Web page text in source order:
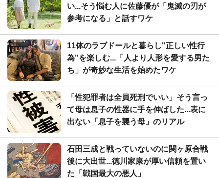
い...そう悩む人に佐藤優が「鬼滅の刃が
参考になる」と話すワケ
11体のラブドールと暮らし"正しい性行
為"を楽しむ...「人より人形を愛する男た
ち」が奇妙な生活を始めたワケ
「性犯罪者は全員死刑でいい」そう言っ
て母は息子の性器に手を伸ばした...表に
出ない「息子を襲う母」のリアル
石田三成と戦っていないのに関ヶ原合戦
後に大出世...徳川家康が厚い信頼を置い
た「戦国最大の悪人」